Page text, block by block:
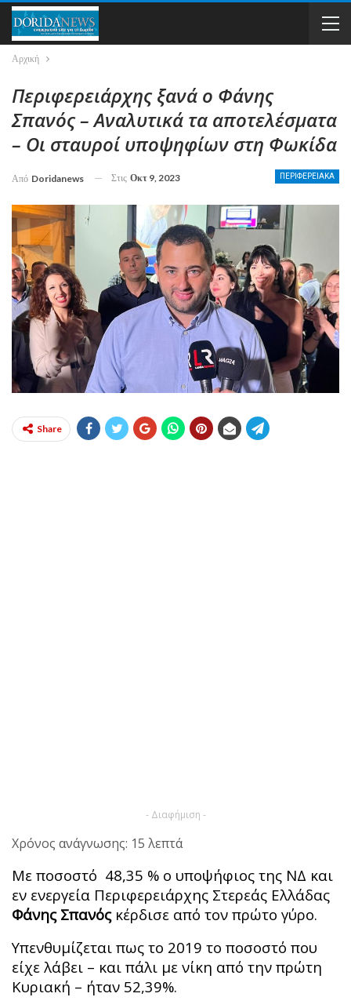
Αρχική
Περιφερειάρχης ξανά ο Φάνης
Σπανός – Αναλυτικά τα αποτελέσματα
– Οι σταυροί υποψηφίων στη Φωκίδα
ΠΕΡΙΦΕΡΕΙΑΚΑ
Από Doridanews Στις Οκτ 9, 2023
Share
- Διαφήμιση -
Χρόνος ανάγνωσης: 15 λεπτά
Με ποσοστό 48,35 % ο υποψήφιος της ΝΔ και
εν ενεργεία Περιφερειάρχης Στερεάς Ελλάδας
Φάνης Σπανόςκέρδισε από τον πρώτο γύρο.
Υπενθυμίζεται πως το 2019 το ποσοστό που
είχε λάβει – και πάλι με νίκη από την πρώτη
Κυριακή – ήταν 52,39%.